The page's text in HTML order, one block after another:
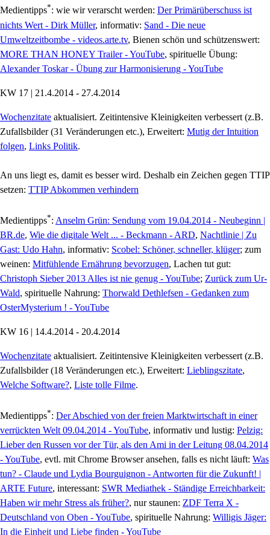
Medientipps*: wie wir verarscht werden: Der Primärüberschuss ist
nichts Wert - Dirk Müller, informativ: Sand - Die neue
Umweltzeitbombe - videos.arte.tv, Bienen schön und schützenswert:
MORE THAN HONEY Trailer - YouTube, spirituelle Übung:
Alexander Toskar - Übung zur Harmonisierung - YouTube
KW 17 | 21.4.2014 - 27.4.2014
Wochenzitate aktualisiert. Zeitintensive Kleinigkeiten verbessert (z.B.
Zufallsbilder (31 Veränderungen etc.), Erweitert: Mutig der Intuition
folgen, Links Politik.
An uns liegt es, damit es besser wird. Deshalb ein Zeichen gegen TTIP
setzen: TTIP Abkommen verhindern
Medientipps*: Anselm Grün: Sendung vom 19.04.2014 - Neubeginn |
BR.de, Wie die digitale Welt ... - Beckmann - ARD, Nachtlinie | Zu
Gast: Udo Hahn, informativ: Scobel: Schöner, schneller, klüger; zum
weinen: Mitfühlende Ernährung bevorzugen, Lachen tut gut:
Christoph Sieber 2013 Alles ist nie genug - YouTube; Zurück zum Ur-
Wald, spirituelle Nahrung: Thorwald Dethlefsen - Gedanken zum
OsterMysterium ! - YouTube
KW 16 | 14.4.2014 - 20.4.2014
Wochenzitate aktualisiert. Zeitintensive Kleinigkeiten verbessert (z.B.
Zufallsbilder (18 Veränderungen etc.), Erweitert: Lieblingszitate,
Welche Software?, Liste tolle Filme.
Medientipps*: Der Abschied von der freien Marktwirtschaft in einer
verrückten Welt 09.04.2014 - YouTube, informativ und lustig: Pelzig:
Lieber den Russen vor der Tür, als den Ami in der Leitung 08.04.2014
- YouTube, evtl. mit Chrome Browser ansehen, falls es nicht läuft: Was
tun? - Claude und Lydia Bourguignon - Antworten für die Zukunft! |
ARTE Future, interessant: SWR Mediathek - Ständige Erreichbarkeit:
Haben wir mehr Stress als früher?, nur staunen: ZDF Terra X -
Deutschland von Oben - YouTube, spirituelle Nahrung: Willigis Jäger:
In die Einheit und Liebe finden - YouTube